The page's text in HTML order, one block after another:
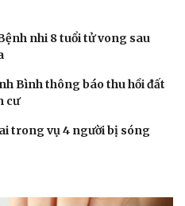
nhi 8 tuổi tử vong sau
Bình thông báo thu hồi đất
cư
trong vụ 4 người bị sóng